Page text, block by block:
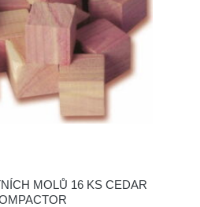
MOLŮ 16 KS CEDAR